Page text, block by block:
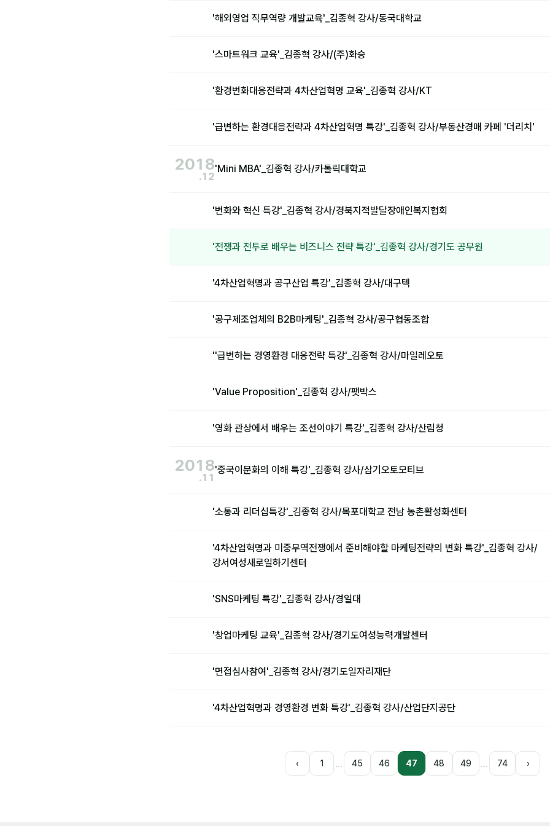
'해외영업 직무역량 개발교육'_김종혁 강사/동국대학교
'스마트워크 교육'_김종혁 강사/(주)화승
'환경변화대응전략과 4차산업혁명 교육'_김종혁 강사/KT
'급변하는 환경대응전략과 4차산업혁명 특강'_김종혁 강사/부동산경매 카페 '더리치'
2018
.12
'Mini MBA'_김종혁 강사/카톨릭대학교
'변화와 혁신 특강'_김종혁 강사/경북지적발달장애인복지협회
'전쟁과 전투로 배우는 비즈니스 전략 특강'_김종혁 강사/경기도 공무원
'4차산업혁명과 공구산업 특강'_김종혁 강사/대구텍
'공구제조업체의 B2B마케팅'_김종혁 강사/공구협동조합
''급변하는 경영환경 대응전략 특강'_김종혁 강사/마일레오토
'Value Proposition'_김종혁 강사/팻박스
'영화 관상에서 배우는 조선이야기 특강'_김종혁 강사/산림청
2018
.11
'중국이문화의 이해 특강'_김종혁 강사/삼기오토모티브
'소통과 리더십특강'_김종혁 강사/목포대학교 전남 농촌활성화센터
'4차산업혁명과 미중무역전쟁에서 준비해야할 마케팅전략의 변화 특강'_김종혁 강사/
강서여성새로일하기센터
'SNS마케팅 특강'_김종혁 강사/경일대
'창업마케팅 교육'_김종혁 강사/경기도여성능력개발센터
'면접심사참여'_김종혁 강사/경기도일자리재단
'4차산업혁명과 경영환경 변화 특강'_김종혁 강사/산업단지공단
‹ 1 … 45 46 47 48 49 … 74 ›